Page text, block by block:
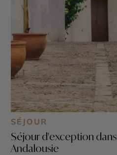
SÉJOUR
Séjour d'exception
Andalousie